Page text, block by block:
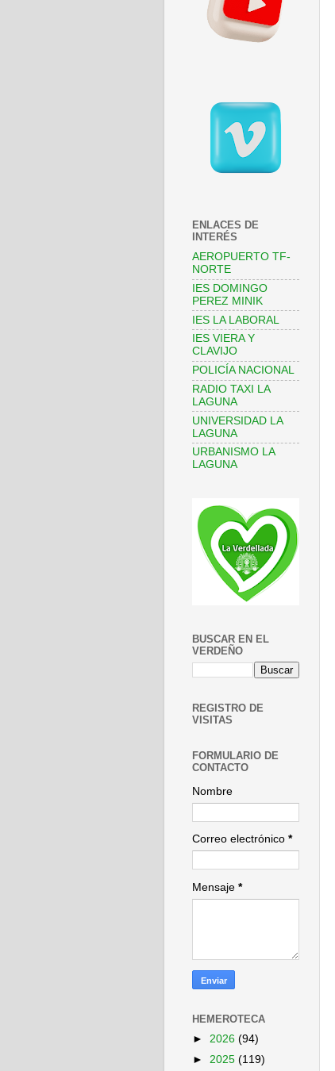
ENLACES DE
INTERÉS
AEROPUERTO TF-
NORTE
IES DOMINGO
PEREZ MINIK
IES LA LABORAL
IES VIERA Y
CLAVIJO
POLICÍA NACIONAL
RADIO TAXI LA
LAGUNA
UNIVERSIDAD LA
LAGUNA
URBANISMO LA
LAGUNA
BUSCAR EN EL
VERDEÑO
REGISTRO DE
VISITAS
FORMULARIO DE
CONTACTO
Nombre
Correo electrónico *
Mensaje *
HEMEROTECA
► 2026 (94)
► 2025 (119)